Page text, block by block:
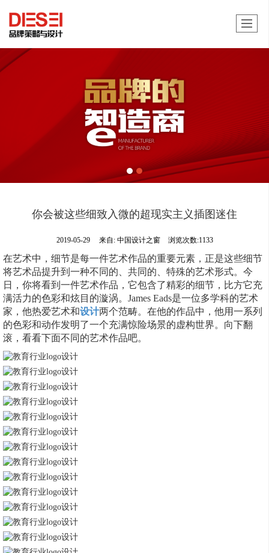
你会被这些细致入微的超现实主义插图迷住
2019-05-29 来自: 中国设计之窗 浏览次数:1133
在艺术中，细节是每一件艺术作品的重要元素，正是这些细节
将艺术品提升到一种不同的、共同的、特殊的艺术形式。今
日，你将看到一件艺术作品，它包含了精彩的细节，比方它充
满活力的色彩和炫目的漩涡。James Eads是一位多学科的艺术
家，他热爱艺术和设计两个范畴。在他的作品中，他用一系列
的色彩和动作发明了一个充满惊险场景的虚构世界。向下翻
滚，看看下面不同的艺术作品吧。